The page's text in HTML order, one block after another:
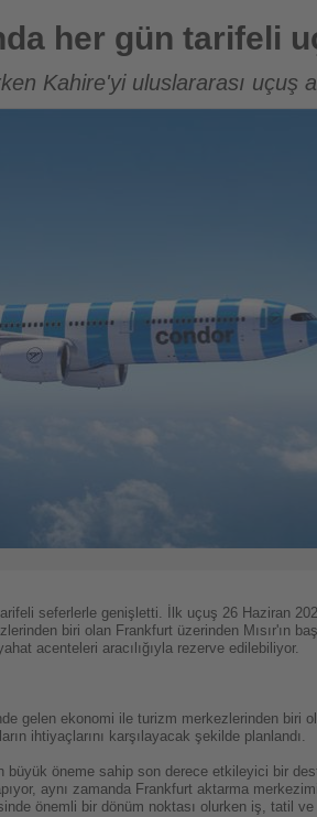
her gün tarifeli
Kahire'yi uluslararası uçuş
seferlerle genişletti. İlk uçuş 26 Haziran
biri olan Frankfurt üzerinden Mısır'ın
acenteleri aracılığıyla rezerve edilebiliyor.
gelen ekonomi ile turizm merkezlerinden biri
ihtiyaçlarını karşılayacak şekilde planlandı.
öneme sahip son derece etkileyici bir
aynı zamanda Frankfurt aktarma
önemli bir dönüm noktası olurken iş, tatil